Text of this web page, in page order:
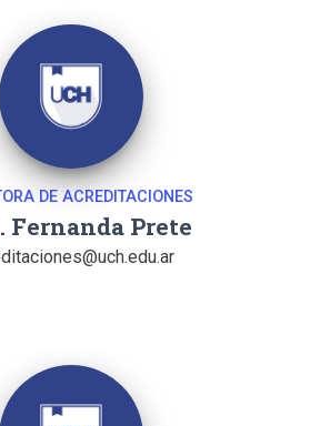
DE ACREDITACIONES
Fernanda Prete